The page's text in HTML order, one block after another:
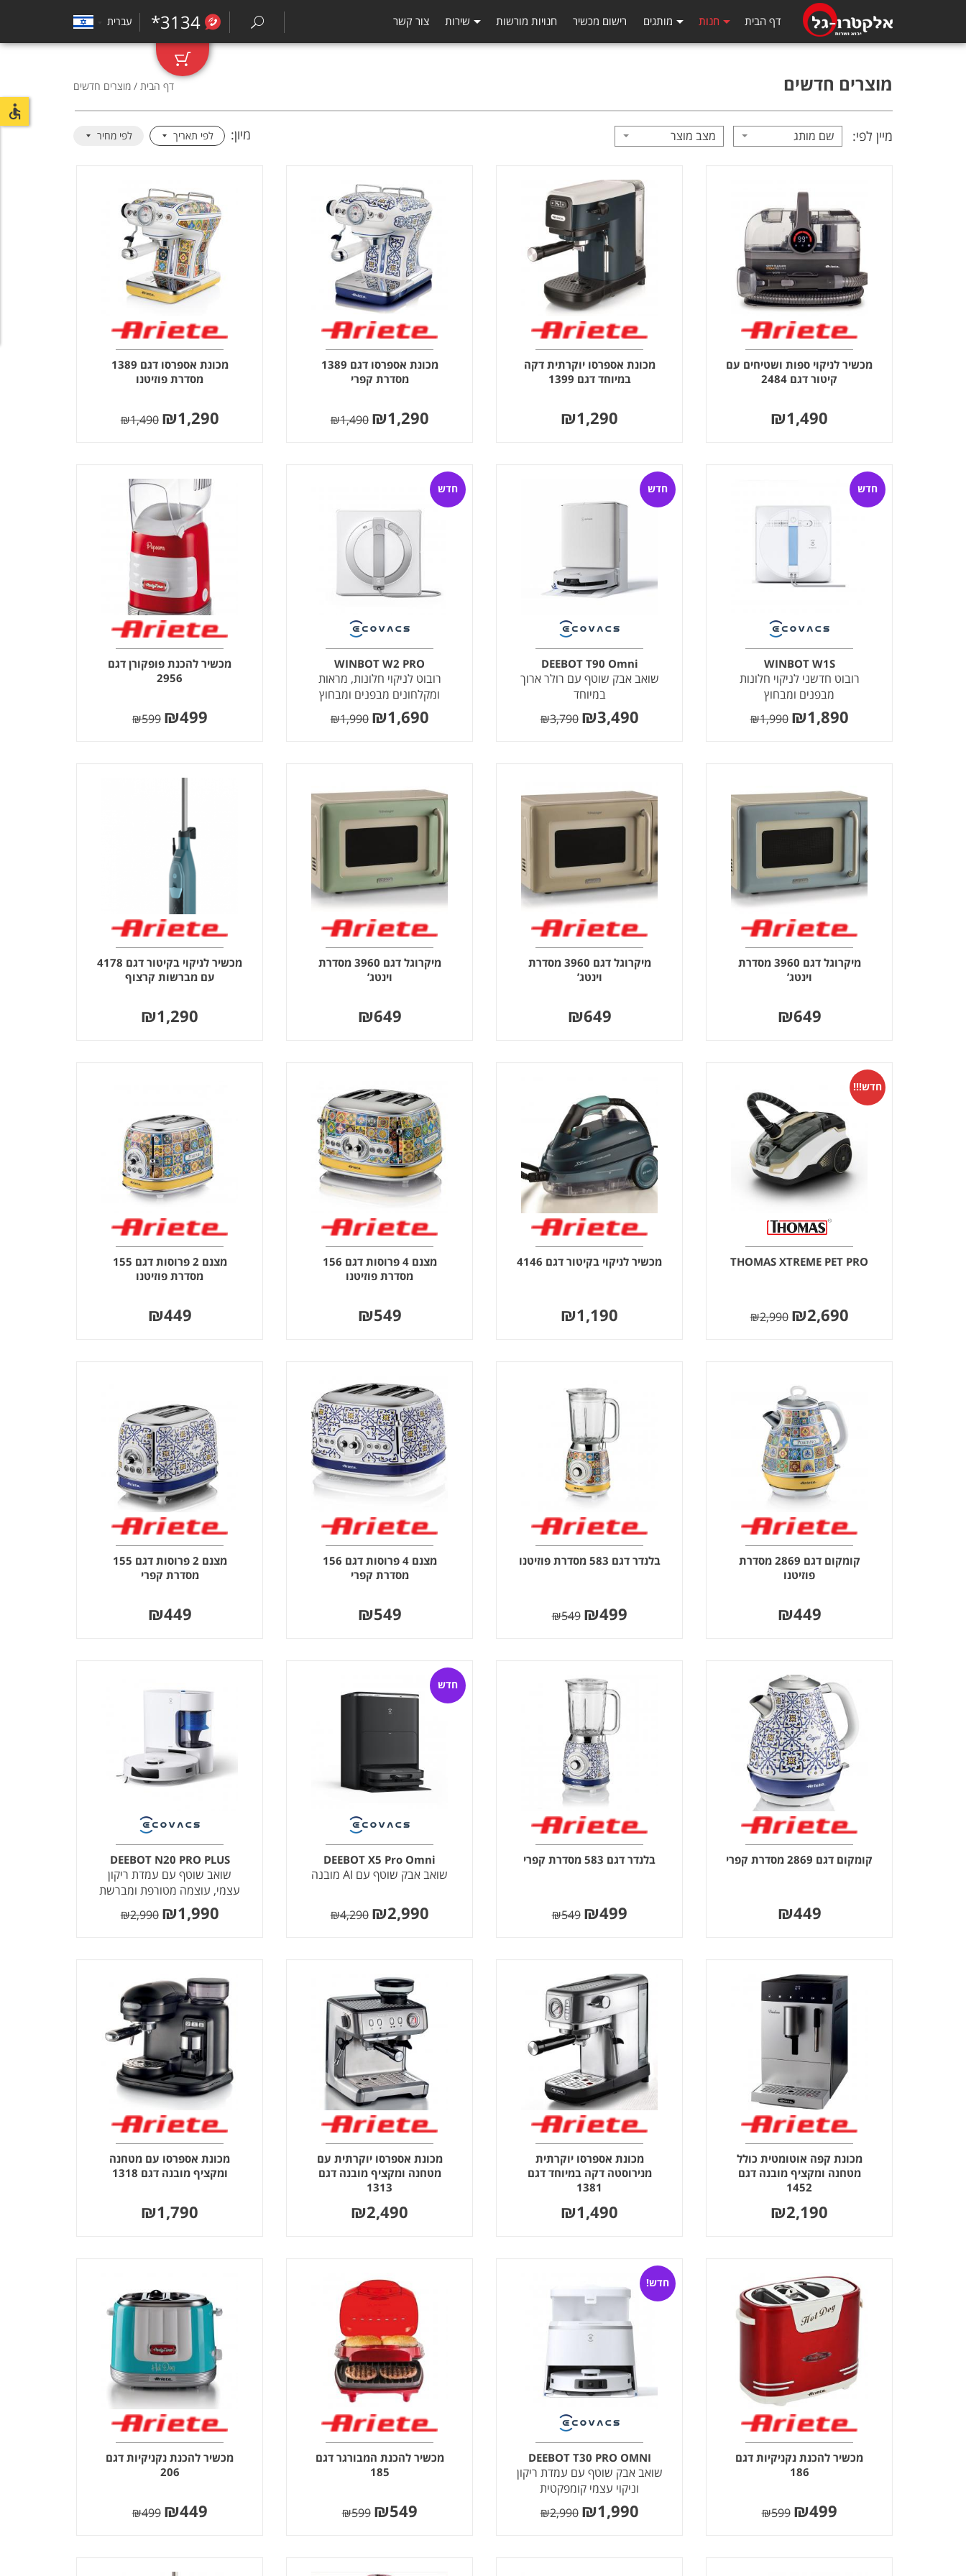
דף הבית חנות מותגים רישום מכשיר חנויות מורשות שירות צור קשר עברית *3134
₪0
מוצרים חדשים דף הבית / מוצרים חדשים
לפי מחיר לפי תאריך מיון: מיין לפי: שם מותג מצב מוצר
מכשיר לניקוי ספות ושטיחים עם
קיטור דגם 2484
₪1,490
מכונת אספרסו יוקרתית דקה
במיוחד דגם 1399
₪1,290
מכונת אספרסו דגם 1389
מסדרת קפרי
₪1,290
₪1,490
מכונת אספרסו דגם 1389
מסדרת פוזיטנו
₪1,290
₪1,490
חדש
WINBOT W1S
רובוט חדשני לניקוי חלונות
מבפנים ומבחוץ
₪1,890
₪1,990
חדש
DEEBOT T90 Omni
שואב אבק שוטף עם רולר ארוך
במיוחד
₪3,490
₪3,790
חדש
WINBOT W2 PRO
רובוט לניקוי חלונות, מראות
ומקלחונים מבפנים ומבחוץ
₪1,690
₪1,990
מכשיר להכנת פופקורן דגם
2956
₪499
₪599
מיקרוגל דגם 3960 מסדרת
וינטג’
₪649
מיקרוגל דגם 3960 מסדרת
וינטג’
₪649
מיקרוגל דגם 3960 מסדרת
וינטג’
₪649
מכשיר לניקוי בקיטור דגם 4178
עם מברשות קרצוף
₪1,290
חדש!!!
THOMAS XTREME PET PRO
₪2,690
₪2,990
מכשיר לניקוי בקיטור דגם 4146
₪1,190
מצנם 4 פרוסות דגם 156
מסדרת פוזיטנו
₪549
מצנם 2 פרוסות דגם 155
מסדרת פוזיטנו
₪449
קומקום דגם 2869 מסדרת
פוזיטנו
₪449
בלנדר דגם 583 מסדרת פוזיטנו
₪499
₪549
מצנם 4 פרוסות דגם 156
מסדרת קפרי
₪549
מצנם 2 פרוסות דגם 155
מסדרת קפרי
₪449
קומקום דגם 2869 מסדרת קפרי
₪449
בלנדר דגם 583 מסדרת קפרי
₪499
₪549
חדש
DEEBOT X5 Pro Omni
שואב אבק שוטף עם AI מובנה
₪2,990
₪4,290
DEEBOT N20 PRO PLUS
שואב שוטף עם עמדת ריקון
עצמי, עוצמה מטורפת ומברשת
מונעת הסתבכות שיער
₪1,990
₪2,990
מכונת קפה אוטומטית כולל
מטחנה ומקציף מובנה דגם
1452
₪2,190
מכונת אספרסו יוקרתית
מנירוסטה דקה במיוחד דגם
1381
₪1,490
מכונת אספרסו יוקרתית עם
מטחנה ומקציף מובנה דגם
1313
₪2,490
מכונת אספרסו עם מטחנה
ומקציף מובנה דגם 1318
₪1,790
מכשיר להכנת נקניקיות דגם
186
₪499
₪599
חדש!
DEEBOT T30 PRO OMNI
שואב אבק שוטף עם עמדת ריקון
וניקוי עצמי קומפקטית
₪1,990
₪2,990
מכשיר להכנת המבורגר דגם
185
₪549
₪599
מכשיר להכנת נקניקיות דגם
206
₪449
₪499